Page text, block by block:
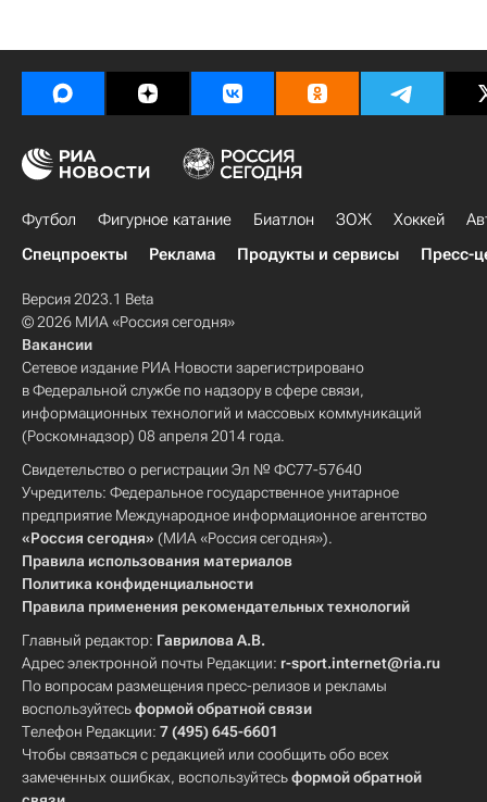
Футбол Фигурное катание Биатлон ЗОЖ Хоккей
Спецпроекты
Реклама Продукты и сервисы Пресс-
Версия 2023.1 Beta
© 2026 МИА «Россия сегодня»
Вакансии
Сетевое издание РИА Новости зарегистрировано
в Федеральной службе по надзору в сфере связи,
информационных технологий и массовых коммуникаций
(Роскомнадзор) 08 апреля 2014 года.
Свидетельство о регистрации Эл № ФС77-57640
Учредитель: Федеральное государственное унитарное
предприятие Международное информационное агентство
«Россия сегодня» (МИА «Россия сегодня»).
Правила использования материалов
Политика конфиденциальности
Правила применения рекомендательных технологий
Главный редактор: Гаврилова А.В.
Адрес электронной почты Редакции: r-sport.internet@ria.ru
По вопросам размещения пресс-релизов и рекламы
воспользуйтесьформой обратной связи
Телефон Редакции: 7 (495) 645-6601
Чтобы связаться с редакцией или сообщить обо всех
замеченных ошибках, воспользуйтесьформой обратной